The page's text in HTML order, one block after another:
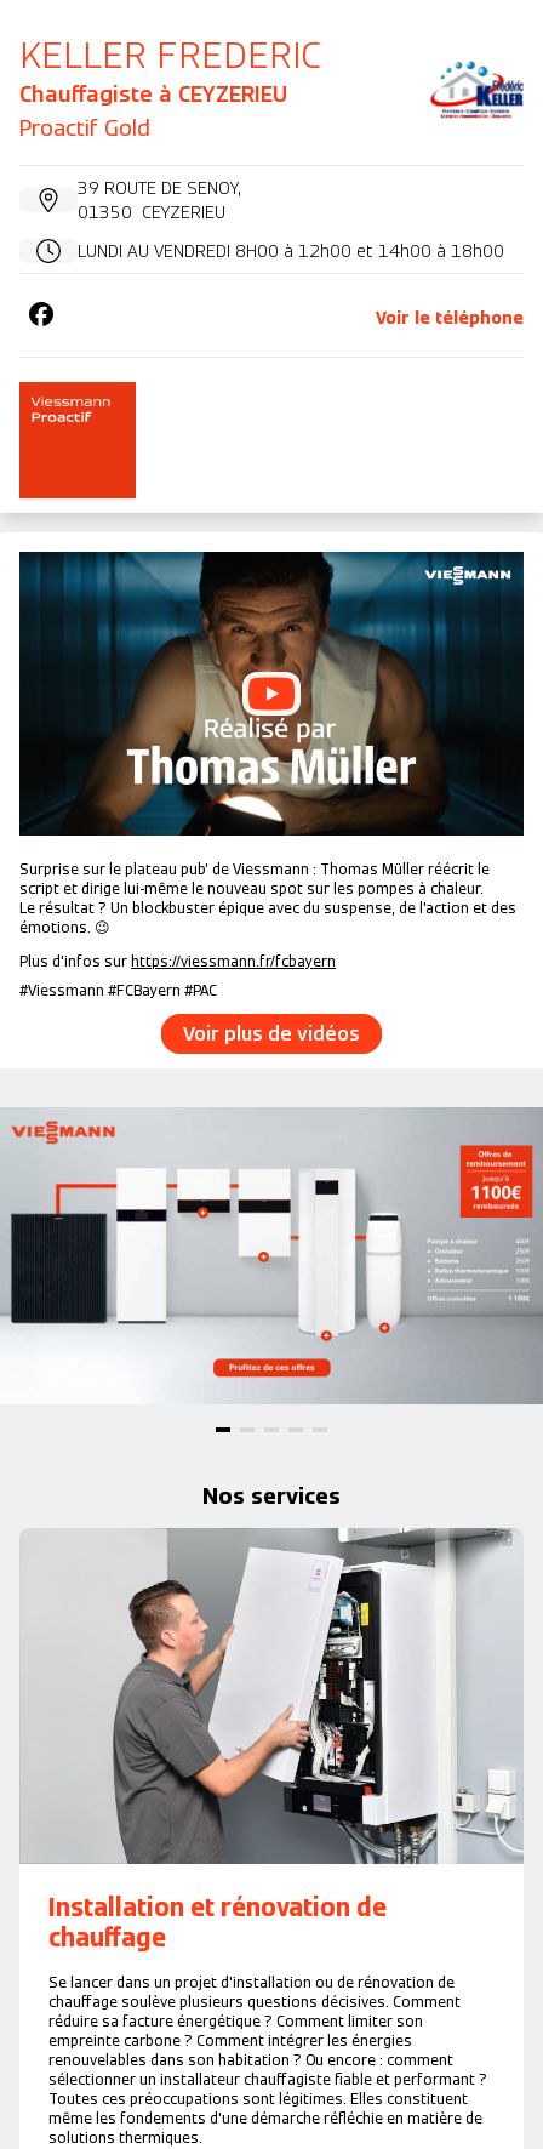
KELLER FREDERIC
Chauffagiste à CEYZERIEU
Proactif Gold
39 ROUTE DE SENOY,
01350 CEYZERIEU
LUNDI AU VENDREDI 8H00 à 12h00 et 14h00 à 18h00
Voir le téléphone
Surprise sur le plateau pub' de Viessmann : Thomas Müller réécrit le
script et dirige lui-même le nouveau spot sur les pompes à chaleur.
Le résultat ? Un blockbuster épique avec du suspense, de l'action et des
émotions. 😉
Plus d'infos sur https://viessmann.fr/fcbayern
#Viessmann #FCBayern #PAC
Voir plus de vidéos
Nos services
Installation et rénovation de
chauffage
Se lancer dans un projet d'installation ou de rénovation de
chauffage soulève plusieurs questions décisives. Comment
réduire sa facture énergétique ? Comment limiter son
empreinte carbone ? Comment intégrer les énergies
renouvelables dans son habitation ? Ou encore : comment
sélectionner un installateur chauffagiste fiable et performant ?
Toutes ces préoccupations sont légitimes. Elles constituent
même les fondements d'une démarche réfléchie en matière de
solutions thermiques.